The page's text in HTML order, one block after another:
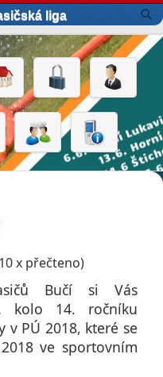
liga
x přečteno)
Bučí si Vás
kolo 14. ročníku
v PÚ 2018, které se
ve sportovním